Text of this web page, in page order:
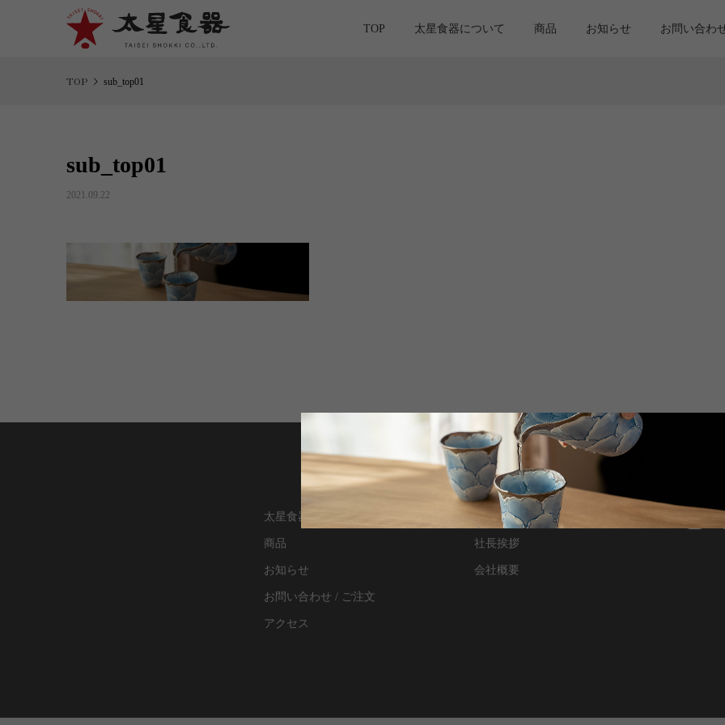
TOP 太星食器について 商品 お知らせ お問い合わ
sub_top01
sub_top01
2021.09.22
太星食器について
商品
お知らせ
お問い合わせ / ご注文
アクセス
オンラインショップ
社長挨拶
会社概要